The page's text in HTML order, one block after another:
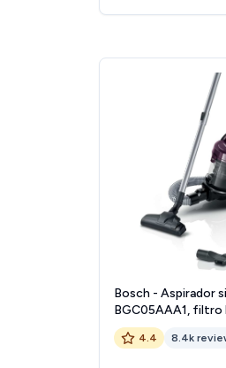
Bosch - Aspirador
BGC05AAA1, filtro
PureAir, fácil
manguera, potente,
4.4 8.4k